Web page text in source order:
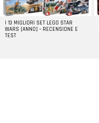
I 13 MIGLIORI SET LEGO STAR
WARS [ANNO] – RECENSIONE E
TEST